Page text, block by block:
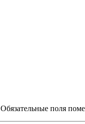
Обязательные поля